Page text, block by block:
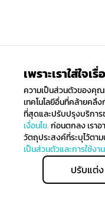
เพิ่มลงตระกร้า
เพราะเราใส่ใ
ความเป็นส่วนตัวของคุณ
เทคโนโลยีอื่นที่คล้ายคลึ
ที่สุดและปรับปรุงบริการ
เงื่อนไข.ก่อนตกลง เรา
วัตถุประสงค์ที่ระบุไว้ตา
เป็นส่วนตัวและการใช้ง
ปรับแต่ง